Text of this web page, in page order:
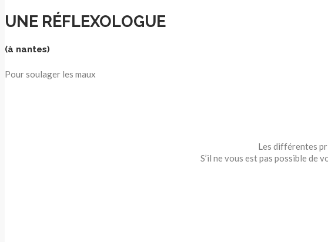
UNE RÉFLEXOLOGUE
(à nantes)
Pour soulager les maux
Les différentes
S’il ne vous est pas possible de